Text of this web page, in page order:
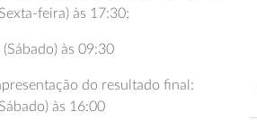
feira) às 17:30;
às 09:30
do resultado final:
às 16:00